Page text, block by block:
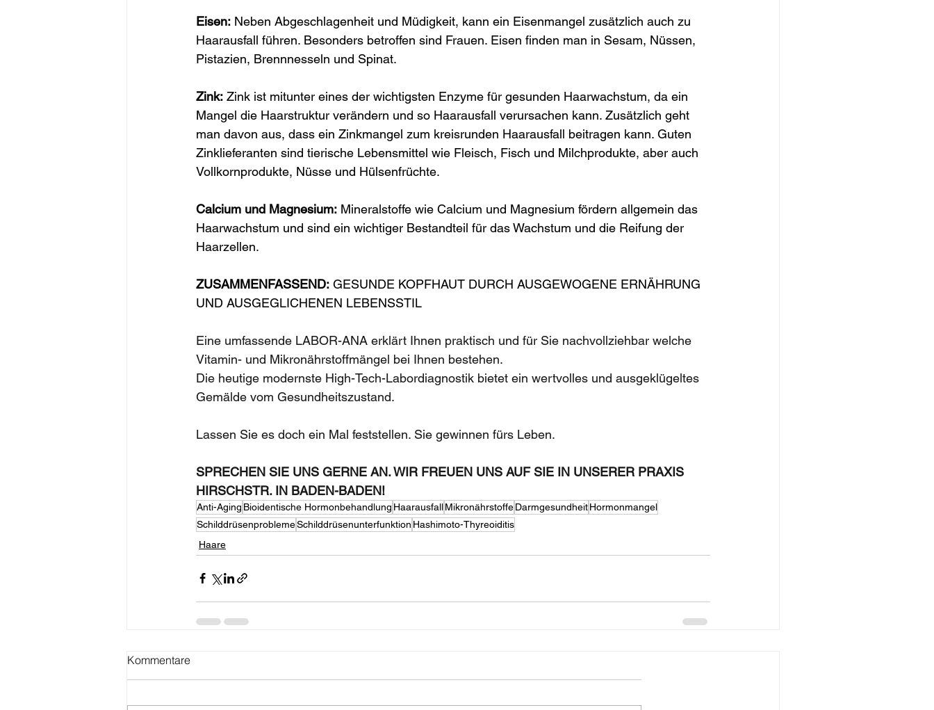
Eisen: Neben Abgeschlagenheit und Müdigkeit, kann ein Eisenmangel zusätzlich auch zu
Haarausfall führen. Besonders betroffen sind Frauen. Eisen finden man in Sesam, Nüssen,
Pistazien, Brennnesseln und Spinat.
Zink: Zink ist mitunter eines der wichtigsten Enzyme für gesunden Haarwachstum, da ein
Mangel die Haarstruktur verändern und so Haarausfall verursachen kann. Zusätzlich geht
man davon aus, dass ein Zinkmangel zum kreisrunden Haarausfall beitragen kann. Guten
Zinklieferanten sind tierische Lebensmittel wie Fleisch, Fisch und Milchprodukte, aber auch
Vollkornprodukte, Nüsse und Hülsenfrüchte.
Calcium und Magnesium: Mineralstoffe wie Calcium und Magnesium fördern allgemein das
Haarwachstum und sind ein wichtiger Bestandteil für das Wachstum und die Reifung der
Haarzellen.
ZUSAMMENFASSEND: GESUNDE KOPFHAUT DURCH AUSGEWOGENE ERNÄHRUNG
UND AUSGEGLICHENEN LEBENSSTIL
Eine umfassende LABOR-ANA erklärt Ihnen praktisch und für Sie nachvollziehbar welche
Vitamin- und Mikronährstoffmängel bei Ihnen bestehen.
Die heutige modernste High-Tech-Labordiagnostik bietet ein wertvolles und ausgeklügeltes
Gemälde vom Gesundheitszustand.
Lassen Sie es doch ein Mal feststellen. Sie gewinnen fürs Leben.
SPRECHEN SIE UNS GERNE AN. WIR FREUEN UNS AUF SIE IN UNSERER PRAXIS
HIRSCHSTR. IN BADEN-BADEN!
Anti-Aging Bioidentische Hormonbehandlung HaarausfallMikronährstoffeDarmgesundheitHormonmangel
SchilddrüsenproblemeSchilddrüsenunterfunktion Hashimoto-Thyreoiditis
Haare
Kommentare